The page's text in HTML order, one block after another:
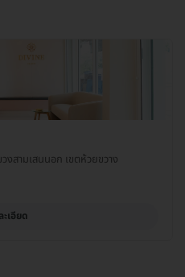
งสามเสนนอก เขตห้วยขวาง
ะเอียด